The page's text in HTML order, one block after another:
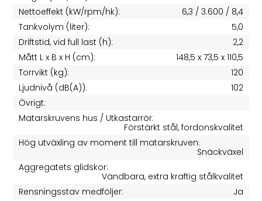
Nettoeffekt (kW/rpm/hk):
6,3 / 3.600 / 8,4
Tankvolym (liter):
5,0
Driftstid, vid full last (h):
2,2
Mått L x B x H (cm):
148,5 x 73,5 x 110,5
Torrvikt (kg):
120
Ljudnivå (dB(A)):
102
Övrigt:
Matarskruvens hus / Utkastarrör:
Förstärkt stål, fordonskvalitet
Hög utväxling av moment till matarskruven:
Snäckväxel
Aggregatets glidskor:
Vändbara, extra kraftig stålkvalitet
Rensningsstav medföljer:
Ja